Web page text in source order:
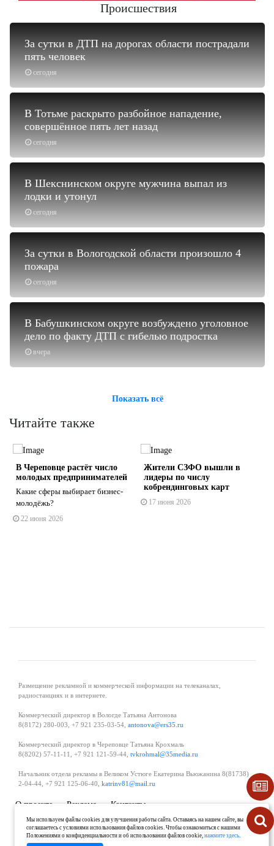
Происшествия
сегодня
За сутки в ДТП на дорогах области пострадали
пять человек
сегодня
В Тотьме раскрыто разбойное нападение,
совершённое пять лет назад
сегодня
В Шекснинском округе мужчина выпал из
лодки и утонул
сегодня
За сутки в Вологодской области произошло 4
пожара
вчера
В Бабушкинском округе возбуждено уголовное
дело по факту ДТП с гибелью подростка
Показать всё
Читайте также
В Череповце растёт число
молодых предпринимателей
Какие сферы выбирает бизнес-
молодёжь?
22 июня 2026
Жители СЗФО вышли в
лидеры по числу
кобрендинговых карт
17 июня 2026
Размещение рекламной и коммерческой информации на телеканалах,
радиостанциях и в интернете.
Коммерческий директор в Вологде Татьяна Антонова
8(8172) 280-003, +7 921 235-03-54, antonova@ers35.ru
Коммерческий директор в Череповце Татьяна Крохмаль
8(8202) 57-11-11, +7 921 121-59-44, tvkrohmal@35media.ru
Начальник отдела рекламы в Великом Устюге Екатерина Вьюжанина 8(81738)
2-04-44, +7 921 125-06-40, katrinv81@mail.ru
О проекте Реклама
Контакты
Политика в области обработки и защиты персональных данных
Мы используем файлы cookies для улучшения работы сайта. Оставаясь на нашем сайте, вы
соглашаетесь с условиями использования файлов cookies. Чтобы ознакомиться с нашими
Положениями о конфиденциальности и об использовании файлов cookie,нажмите здесь.